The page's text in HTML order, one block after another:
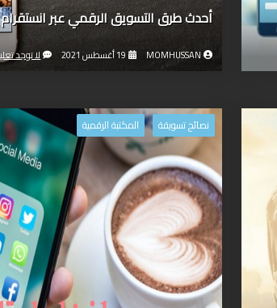
أحدث طرق التسويق الرقمي عبر انستقرام
MOMHUSSAN 19 أغسطس 2021 لا توجد
نصائح تسويقة المكتبة الرقمية